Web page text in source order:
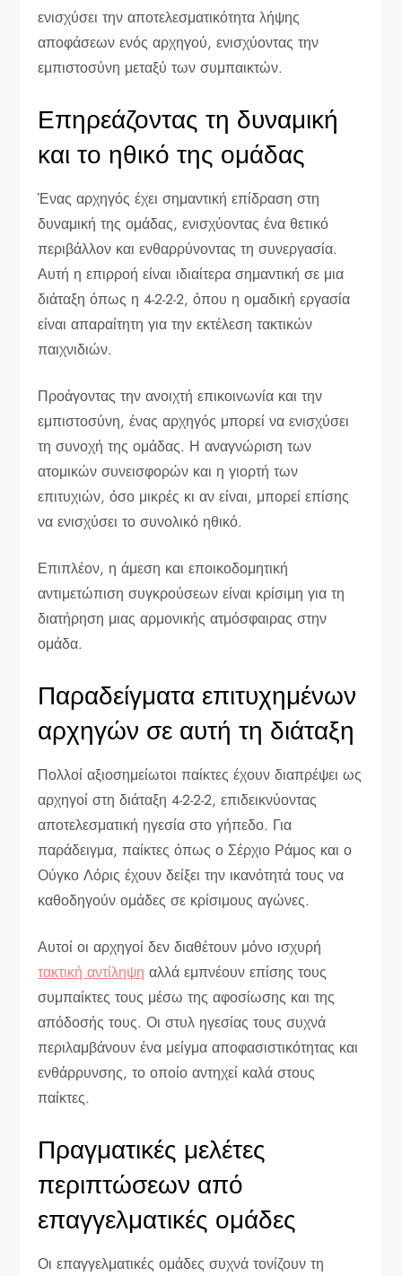
ενισχύσει την αποτελεσματικότητα λήψης
αποφάσεων ενός αρχηγού, ενισχύοντας την
εμπιστοσύνη μεταξύ των συμπαικτών.
Επηρεάζοντας τη δυναμική
και το ηθικό της ομάδας
Ένας αρχηγός έχει σημαντική επίδραση στη
δυναμική της ομάδας, ενισχύοντας ένα θετικό
περιβάλλον και ενθαρρύνοντας τη συνεργασία.
Αυτή η επιρροή είναι ιδιαίτερα σημαντική σε μια
διάταξη όπως η 4-2-2-2, όπου η ομαδική εργασία
είναι απαραίτητη για την εκτέλεση τακτικών
παιχνιδιών.
Προάγοντας την ανοιχτή επικοινωνία και την
εμπιστοσύνη, ένας αρχηγός μπορεί να ενισχύσει
τη συνοχή της ομάδας. Η αναγνώριση των
ατομικών συνεισφορών και η γιορτή των
επιτυχιών, όσο μικρές κι αν είναι, μπορεί επίσης
να ενισχύσει το συνολικό ηθικό.
Επιπλέον, η άμεση και εποικοδομητική
αντιμετώπιση συγκρούσεων είναι κρίσιμη για τη
διατήρηση μιας αρμονικής ατμόσφαιρας στην
ομάδα.
Παραδείγματα επιτυχημένων
αρχηγών σε αυτή τη διάταξη
Πολλοί αξιοσημείωτοι παίκτες έχουν διαπρέψει ως
αρχηγοί στη διάταξη 4-2-2-2, επιδεικνύοντας
αποτελεσματική ηγεσία στο γήπεδο. Για
παράδειγμα, παίκτες όπως ο Σέρχιο Ράμος και ο
Ούγκο Λόρις έχουν δείξει την ικανότητά τους να
καθοδηγούν ομάδες σε κρίσιμους αγώνες.
Αυτοί οι αρχηγοί δεν διαθέτουν μόνο ισχυρή
τακτική αντίληψη αλλά εμπνέουν επίσης τους
συμπαίκτες τους μέσω της αφοσίωσης και της
απόδοσής τους. Οι στυλ ηγεσίας τους συχνά
περιλαμβάνουν ένα μείγμα αποφασιστικότητας και
ενθάρρυνσης, το οποίο αντηχεί καλά στους
παίκτες.
Πραγματικές μελέτες
περιπτώσεων από
επαγγελματικές ομάδες
Οι επαγγελματικές ομάδες συχνά τονίζουν τη